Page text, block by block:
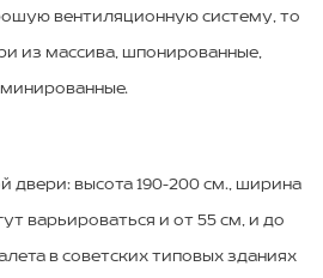
вентиляционную систему, то
из массива, шпонированные,
двери: высота 190-200 см., ширина
варьироваться и от 55 см, и до
в советских типовых зданиях